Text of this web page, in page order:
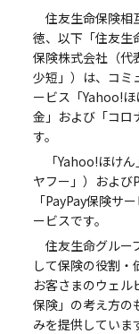
住友生命保険相
徳、以下「住友生
保険株式会社（代
少短」）は、コミ
ービス「Yahoo!ほ
金」および「コロ
す。
「Yahoo!ほけん
ヤフー」）および
「PayPay保険サ
ービスです。
住友生命グルー
して保険の役割・
お客さまのウェル
保険」の考え方の
みを提供していま